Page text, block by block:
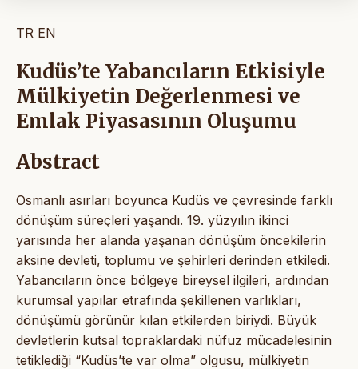
TR EN
Kudüs’te Yabancıların Etkisiyle
Mülkiyetin Değerlenmesi ve
Emlak Piyasasının Oluşumu
Abstract
Osmanlı asırları boyunca Kudüs ve çevresinde farklı
dönüşüm süreçleri yaşandı. 19. yüzyılın ikinci
yarısında her alanda yaşanan dönüşüm öncekilerin
aksine devleti, toplumu ve şehirleri derinden etkiledi.
Yabancıların önce bölgeye bireysel ilgileri, ardından
kurumsal yapılar etrafında şekillenen varlıkları,
dönüşümü görünür kılan etkilerden biriydi. Büyük
devletlerin kutsal topraklardaki nüfuz mücadelesinin
tetiklediği “Kudüs’te var olma” olgusu, mülkiyetin